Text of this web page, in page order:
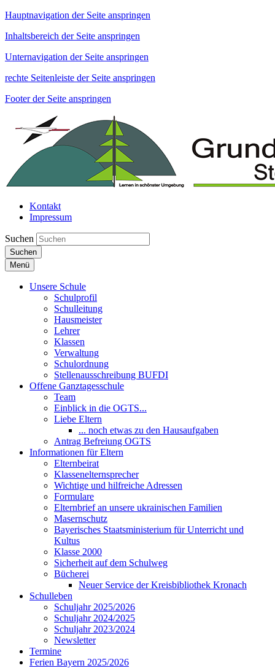
Hauptnavigation der Seite anspringen
Inhaltsbereich der Seite anspringen
Unternavigation der Seite anspringen
rechte Seitenleiste der Seite anspringen
Footer der Seite anspringen
Kontakt
Impressum
Suchen
Suchen
Menü
Unsere Schule
Schulprofil
Schulleitung
Hausmeister
Lehrer
Klassen
Verwaltung
Schulordnung
Stellenausschreibung BUFDI
Offene Ganztagesschule
Team
Einblick in die OGTS...
Liebe Eltern
... noch etwas zu den Hausaufgaben
Antrag Befreiung OGTS
Informationen für Eltern
Elternbeirat
Klassenelternsprecher
Wichtige und hilfreiche Adressen
Formulare
Elternbrief an unsere ukrainischen Familien
Masernschutz
Bayerisches Staatsministerium für Unterricht und
Kultus
Klasse 2000
Sicherheit auf dem Schulweg
Bücherei
Neuer Service der Kreisbibliothek Kronach
Schulleben
Schuljahr 2025/2026
Schuljahr 2024/2025
Schuljahr 2023/2024
Newsletter
Termine
Ferien Bayern 2025/2026